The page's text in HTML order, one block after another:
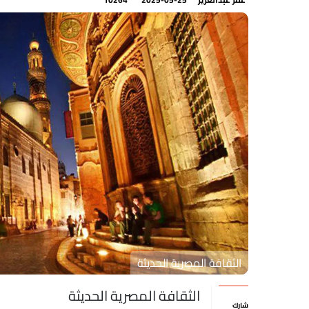
الثقافة المصرية الحديثة
شارك
الثقافة المصرية الحديثة